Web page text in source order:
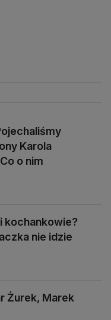
Karola
o nim
kochankowie?
nie idzie
Żurek, Marek